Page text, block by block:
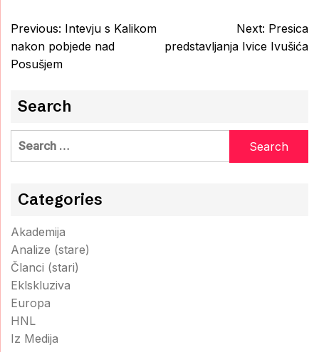
Post
navigation
Previous: Intevju s Kalikom
nakon pobjede nad
Posušjem
Next: Presica
predstavljanja Ivice Ivušića
Search
Search
Categories
Akademija
Analize (stare)
Članci (stari)
Eklskluziva
Europa
HNL
Iz Medija